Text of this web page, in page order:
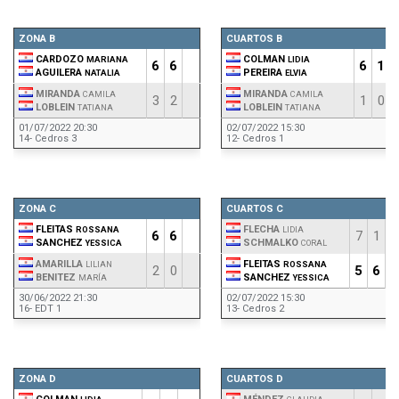
ZONA B
CARDOZO MARIANA
AGUILERA NATALIA 6 6
MIRANDA CAMILA
LOBLEIN TATIANA 3 2
01/07/2022 20:30
14- Cedros 3
ZONA C
FLEITAS ROSSANA
SANCHEZ YESSICA 6 6
AMARILLA LILIAN
BENITEZ MARÍA 2 0
30/06/2022 21:30
16- EDT 1
ZONA D
CUARTOS B
COLMAN LIDIA
PEREIRA ELVIA 6 1
MIRANDA CAMILA
LOBLEIN TATIANA 1 0
02/07/2022 15:30
12- Cedros 1
CUARTOS C
FLECHA LIDIA
SCHMALKO CORAL 7 1
FLEITAS ROSSANA
SANCHEZ YESSICA 5 6
02/07/2022 15:30
13- Cedros 2
CUARTOS D